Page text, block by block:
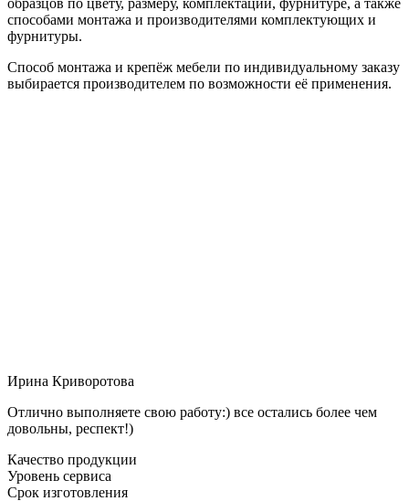
способами монтажа и производителями комплектующих и
фурнитуры.
Способ монтажа и крепёж мебели по индивидуальному заказу
выбирается производителем по возможности её применения.
Ирина Криворотова
Отлично выполняете свою работу:) все остались более чем
довольны, респект!)
Качество продукции
Уровень сервиса
Срок изготовления